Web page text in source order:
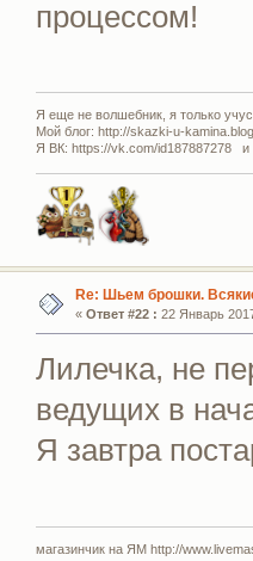
процессом!
Я еще не волшебник, я только
Мой блог: http://skazki-u-
Я ВК: https://vk.com/id187887278 и
Re: Шьем брошки.
« Ответ #22 : 22 Январь
Лилечка, не
ведущих в
Я завтра
магазинчик на ЯМ http://